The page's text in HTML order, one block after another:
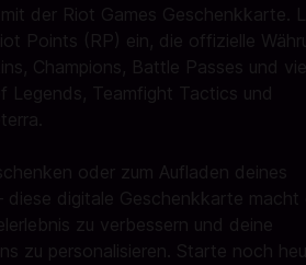
der Riot Games Geschenkkarte.
Points (RP) ein, die offizielle
Champions, Battle Passes und
Legends, Teamfight Tactics und
oder zum Aufladen deines
diese digitale Geschenkkarte macht
zu verbessern und deine
zu personalisieren. Starte noch